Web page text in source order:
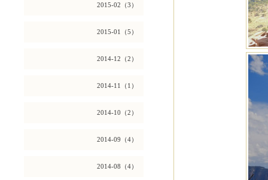
2015-02（3）
2015-01（5）
2014-12（2）
2014-11（1）
2014-10（2）
2014-09（4）
2014-08（4）